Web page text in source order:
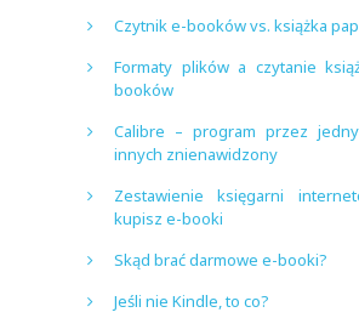
Czytnik e-booków vs. książka
Formaty plików a czytanie
booków
Calibre – program przez
innych znienawidzony
Zestawienie księgarni
kupisz e-booki
Skąd brać darmowe e-booki?
Jeśli nie Kindle, to co?